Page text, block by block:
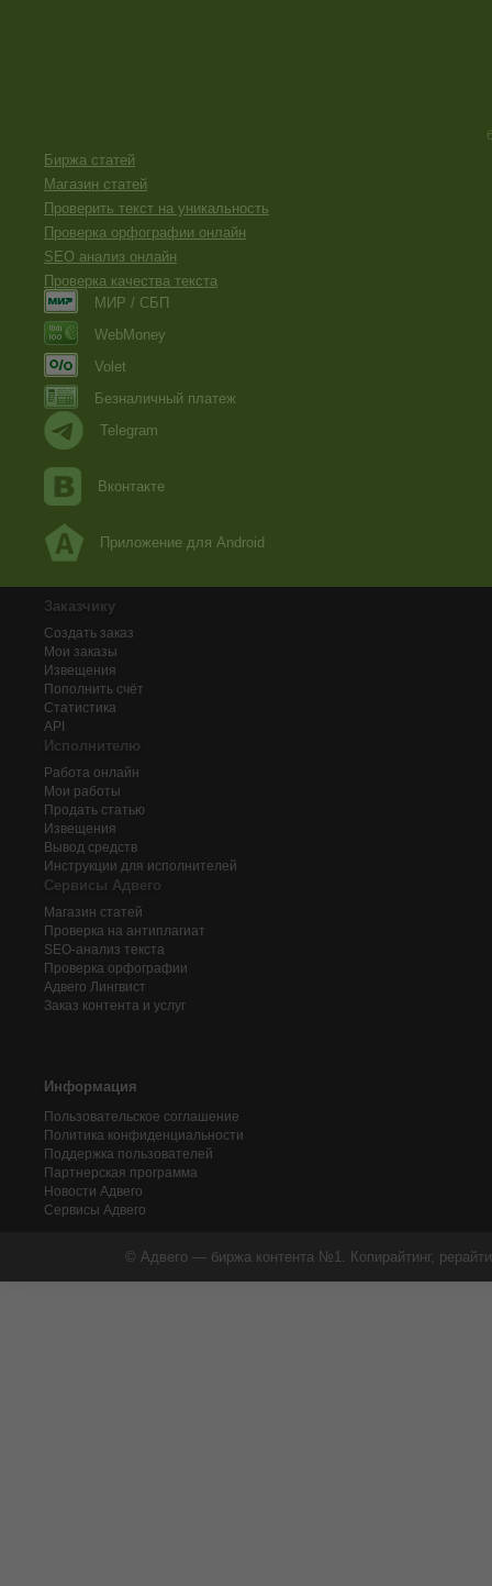
Биржа статей
Магазин статей
Проверить текст на уникальность
Проверка орфографии онлайн
SEO анализ онлайн
Проверка качества текста
МИР / СБП
WebMoney
Volet
Безналичный платеж
Telegram
Вконтакте
Приложение для Android
Заказчику
Создать заказ
Мои заказы
Извещения
Пополнить счёт
Статистика
API
Исполнителю
Работа онлайн
Мои работы
Продать статью
Извещения
Вывод средств
Инструкции для исполнителей
Сервисы Адвего
Магазин статей
Проверка на антиплагиат
SEO-анализ текста
Проверка орфографии
Адвего Лингвист
Заказ контента и услуг
Информация
Пользовательское соглашение
Политика конфиденциальности
Поддержка пользователей
Партнерская программа
Новости Адвего
Сервисы Адвего
© Адвего — биржа контента №1. Копирайтинг,